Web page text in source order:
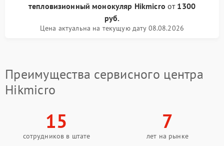
тепловизионный монокуляр Hikmicro от 1300
руб.
Цена актуальна на текущую дату 08.08.2026
Преимущества сервисного центра
Hikmicro
15
сотрудников в штате
7
лет на рынке